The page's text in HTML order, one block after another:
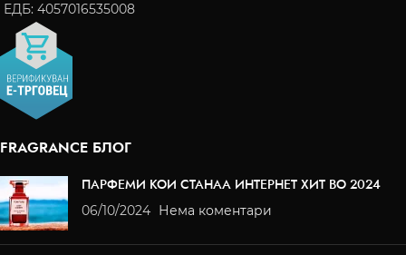
ЕДБ: 4057016535008
FRAGRANCE БЛОГ
ПАРФЕМИ КОИ СТАНАА ИНТЕРНЕТ ХИТ ВО 2024
06/10/2024 Нема коментари